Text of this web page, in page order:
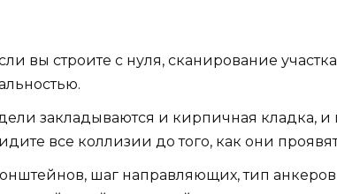
вы строите с нуля, сканирование
закладываются и кирпичная кладка,
все коллизии до того, как они
шаг направляющих, тип